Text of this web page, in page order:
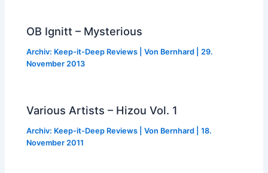
OB Ignitt – Mysterious
Archiv: Keep-it-Deep Reviews | Von Bernhard |29.
November 2013
Various Artists – Hizou Vol. 1
Archiv: Keep-it-Deep Reviews | Von Bernhard |18.
November 2011